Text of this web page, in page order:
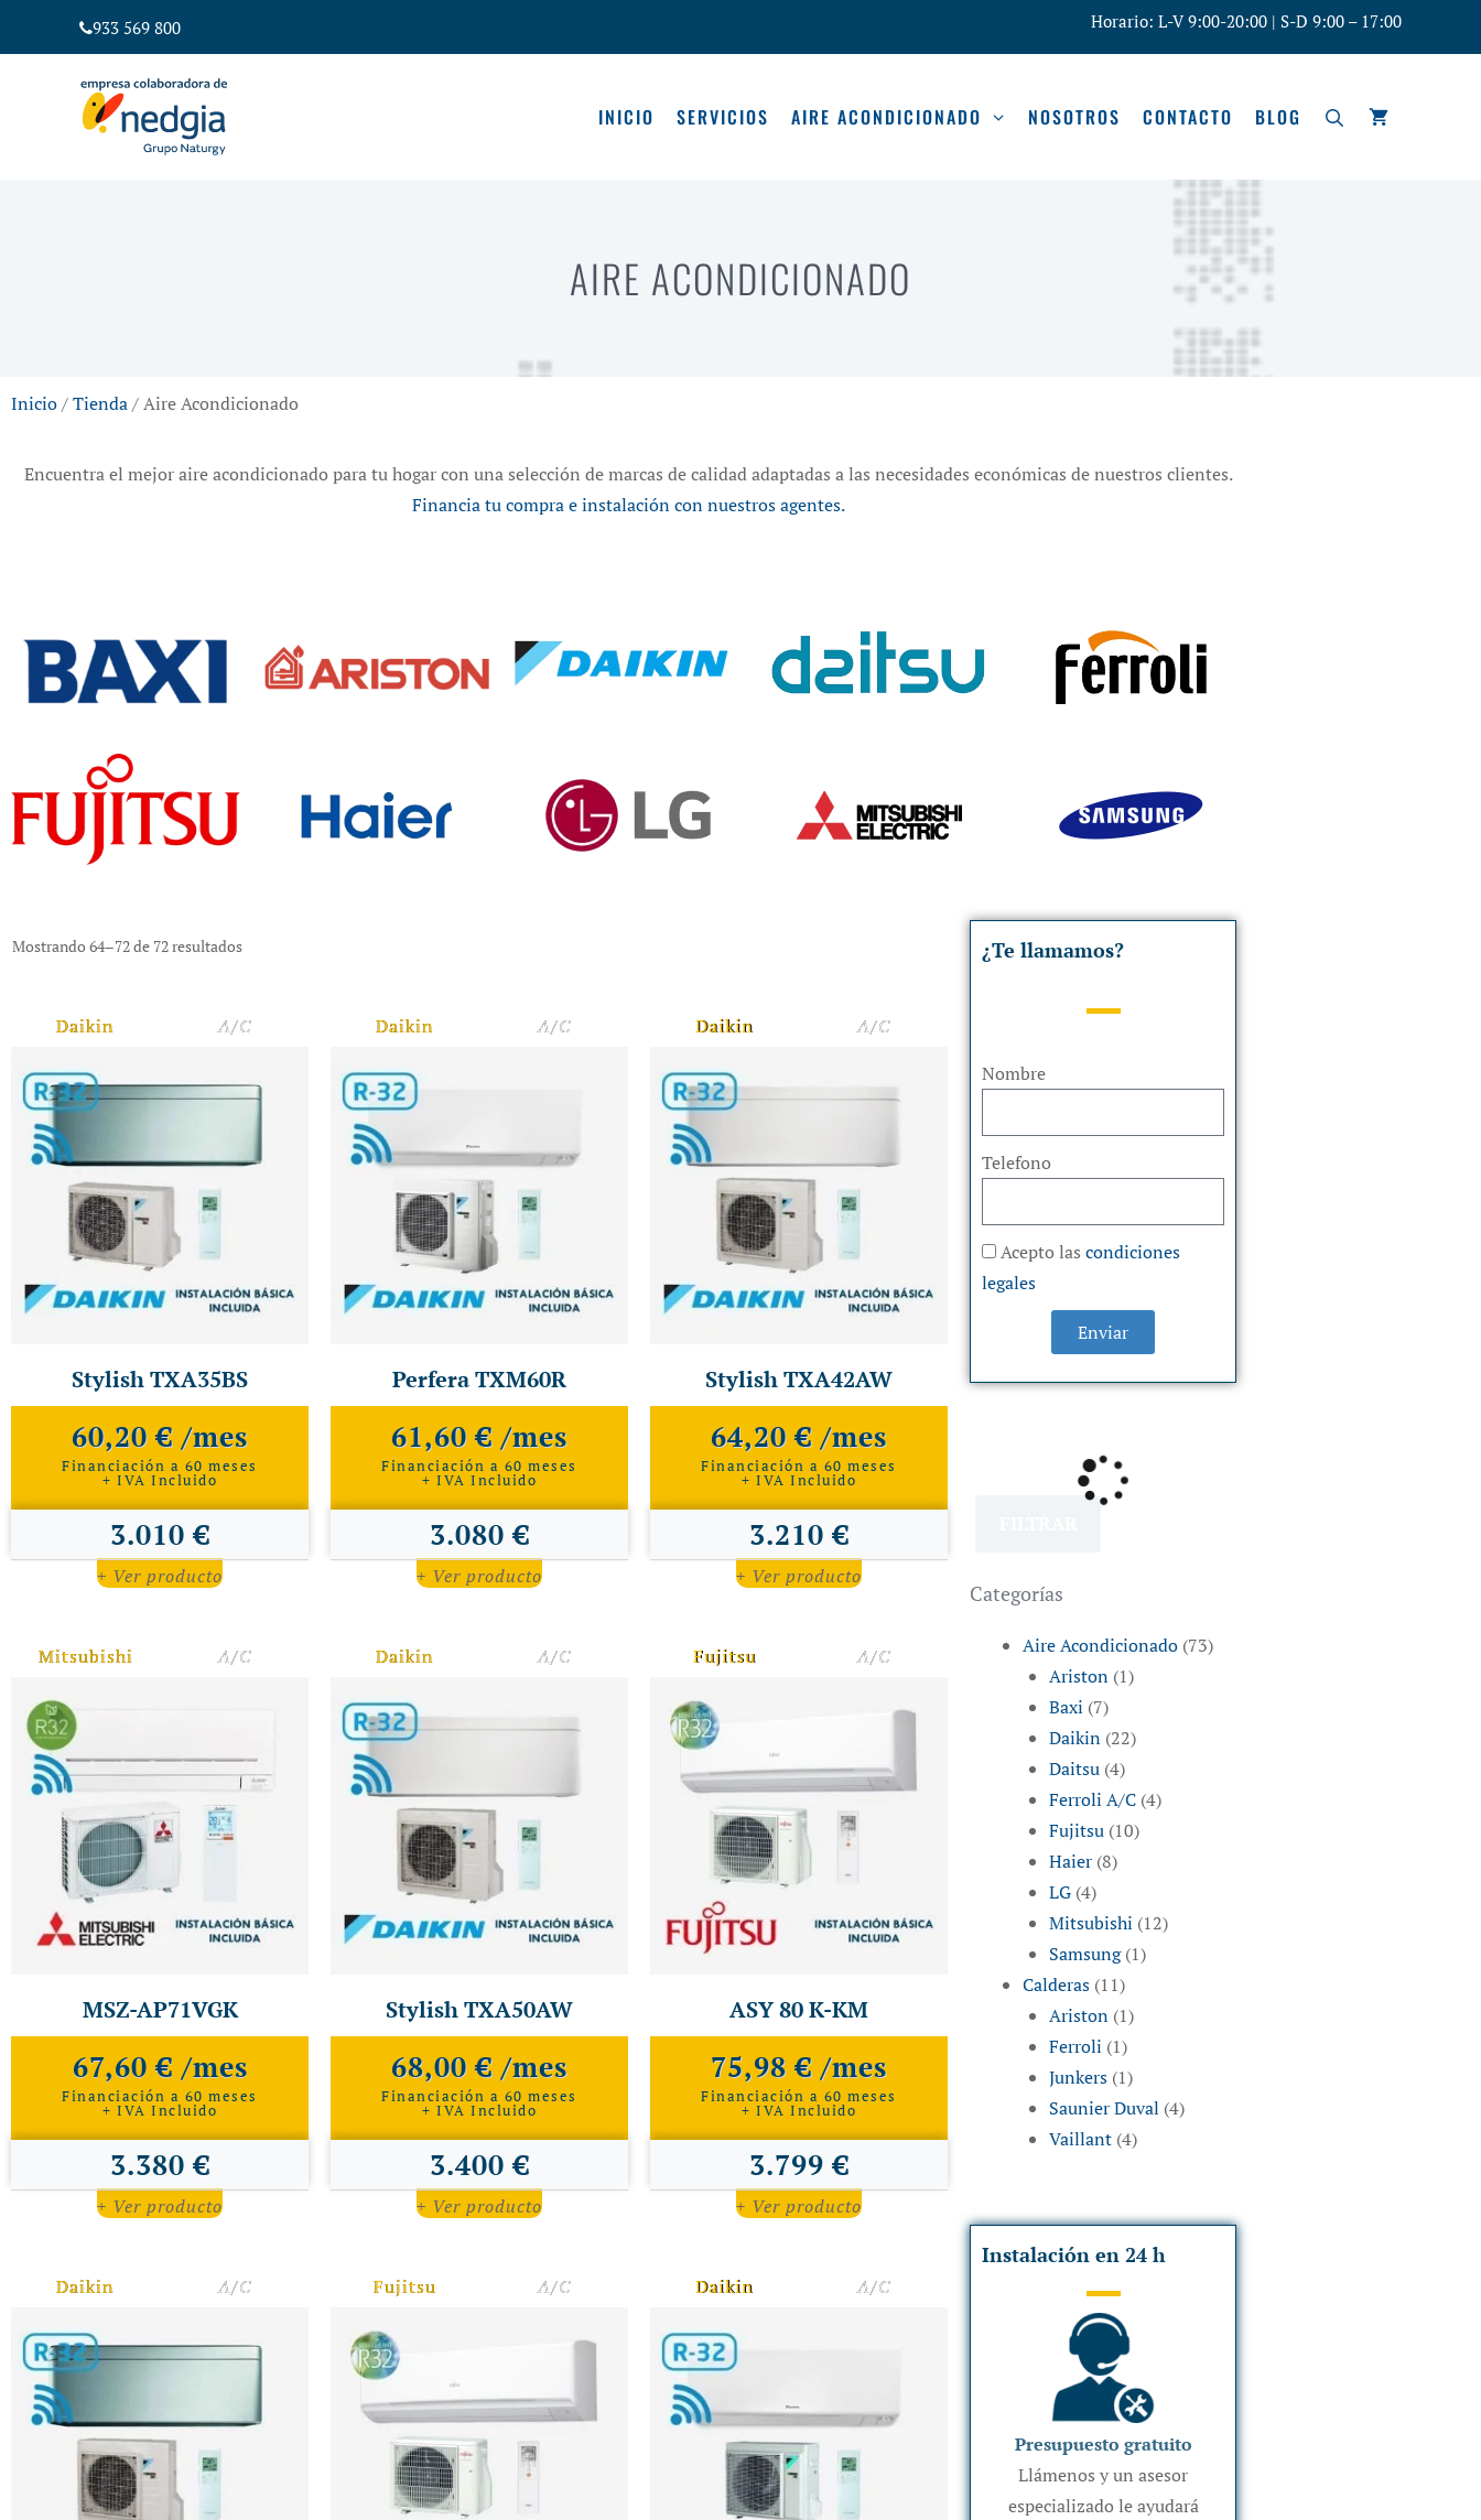
933 569 800 Horario: L-V 9:00-20:00 | S-D 9:00 – 17:00
INICIO SERVICIOS AIRE ACONDICIONADO NOSOTROS CONTACTO BLOG
AIRE ACONDICIONADO
Inicio/Tienda/ Aire Acondicionado
Encuentra el mejor aire acondicionado para tu hogar con una selección de marcas de calidad adaptadas a las necesidades económicas de nuestros clientes.
Financia tu compra e instalación con nuestros agentes.
Mostrando 64–72 de 72 resultados
Daikin A/C
Stylish TXA35BS
60,20 € /mes
Financiación a 60 meses
+ IVA Incluido
3.010 €
+ Ver producto
Daikin A/C
Perfera TXM60R
61,60 € /mes
Financiación a 60 meses
+ IVA Incluido
3.080 €
+ Ver producto
Daikin A/C
Stylish TXA42AW
64,20 € /mes
Financiación a 60 meses
+ IVA Incluido
3.210 €
+ Ver producto
Mitsubishi A/C
MSZ-AP71VGK
67,60 € /mes
Financiación a 60 meses
+ IVA Incluido
3.380 €
+ Ver producto
Daikin A/C
Stylish TXA50AW
68,00 € /mes
Financiación a 60 meses
+ IVA Incluido
3.400 €
+ Ver producto
Fujitsu A/C
ASY 80 K-KM
75,98 € /mes
Financiación a 60 meses
+ IVA Incluido
3.799 €
+ Ver producto
Daikin A/C Fujitsu A/C Daikin A/C
¿Te llamamos?
Nombre
Telefono
Acepto lascondiciones
legales
Enviar
Categorías
Aire Acondicionado (73)
Ariston (1)
Baxi (7)
Daikin (22)
Daitsu (4)
Ferroli A/C (4)
Fujitsu (10)
Haier (8)
LG (4)
Mitsubishi (12)
Samsung (1)
Calderas (11)
Ariston (1)
Ferroli (1)
Junkers (1)
Saunier Duval (4)
Vaillant (4)
Instalación en 24 h
Presupuesto gratuito
Llámenos y un asesor
especializado le ayudará